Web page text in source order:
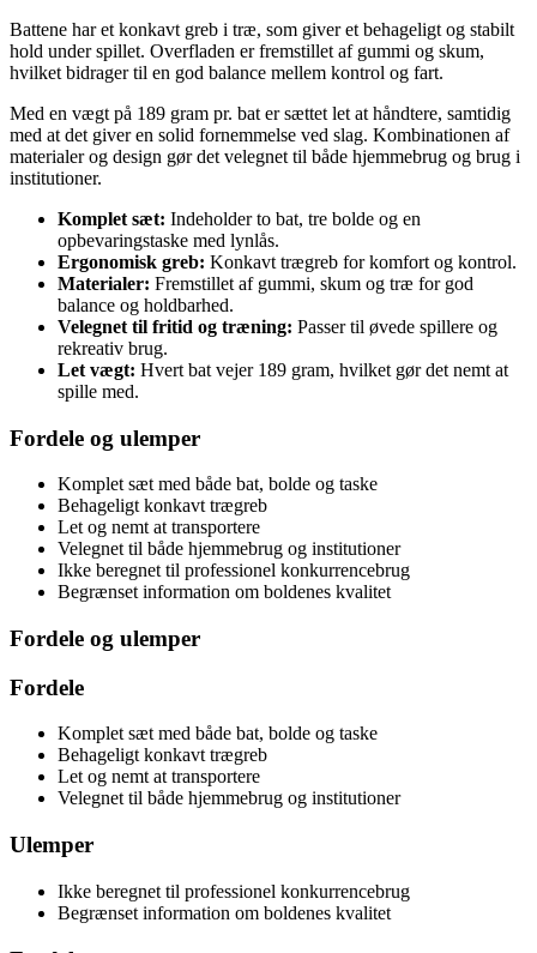
Battene har et konkavt greb i træ, som giver et behageligt og stabilt
hold under spillet. Overfladen er fremstillet af gummi og skum,
hvilket bidrager til en god balance mellem kontrol og fart.
Med en vægt på 189 gram pr. bat er sættet let at håndtere, samtidig
med at det giver en solid fornemmelse ved slag. Kombinationen af
materialer og design gør det velegnet til både hjemmebrug og brug i
institutioner.
Komplet sæt: Indeholder to bat, tre bolde og en
opbevaringstaske med lynlås.
Ergonomisk greb: Konkavt trægreb for komfort og kontrol.
Materialer: Fremstillet af gummi, skum og træ for god
balance og holdbarhed.
Velegnet til fritid og træning: Passer til øvede spillere og
rekreativ brug.
Let vægt: Hvert bat vejer 189 gram, hvilket gør det nemt at
spille med.
Fordele og ulemper
Komplet sæt med både bat, bolde og taske
Behageligt konkavt trægreb
Let og nemt at transportere
Velegnet til både hjemmebrug og institutioner
Ikke beregnet til professionel konkurrencebrug
Begrænset information om boldenes kvalitet
Fordele og ulemper
Fordele
Komplet sæt med både bat, bolde og taske
Behageligt konkavt trægreb
Let og nemt at transportere
Velegnet til både hjemmebrug og institutioner
Ulemper
Ikke beregnet til professionel konkurrencebrug
Begrænset information om boldenes kvalitet